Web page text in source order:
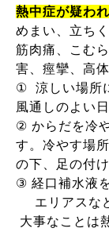
熱中症が疑わ
めまい、立ち
筋肉痛、こむ
害、痙攣、高
①
涼しい場所
風通しのよい
② からだを冷
す。冷やす場
の下、足の付
③ 経口補水液
エリアスな
大事なことは